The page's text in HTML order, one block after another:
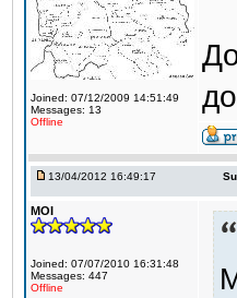
Joined: 07/12/2009 14:51:49
Messages: 13
Offline
13/04/2012 16:49:17
MOI
Joined: 07/07/2010 16:31:48
Messages: 447
Offline